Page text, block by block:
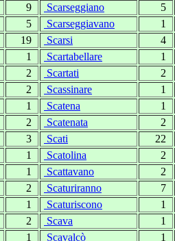
9 Scarseggiano
5
5 Scarseggiavano
1
19 Scarsi
4
1 Scartabellare
1
2 Scartati
2
2 Scassinare
1
1 Scatena
1
2 Scatenata
2
3 Scati
22
1 Scatolina
2
1 Scattavano
2
2 Scaturiranno
7
1 Scaturiscono
1
2 Scava
1
1 Scavalcò 1